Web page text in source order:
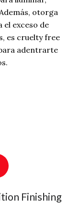
otorga
el exceso de
es cruelty free
adentrarte
Finishing